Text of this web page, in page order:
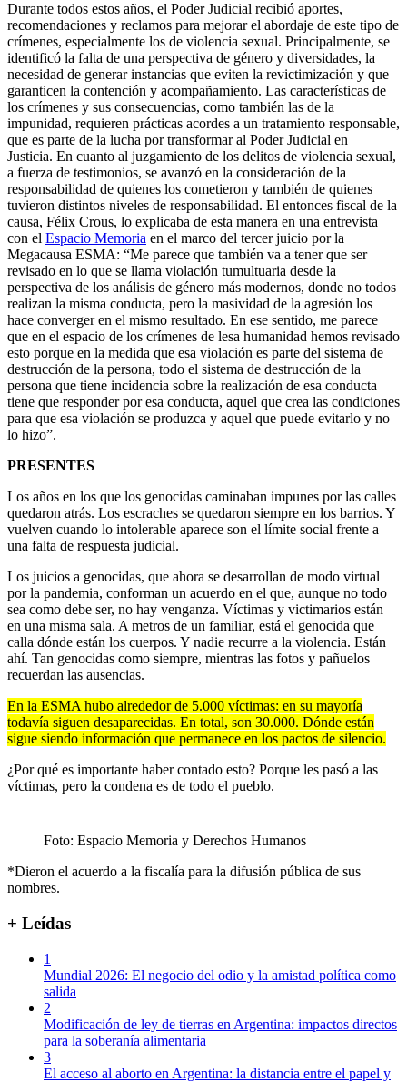
Durante todos estos años, el Poder Judicial recibió aportes,
recomendaciones y reclamos para mejorar el abordaje de este tipo de
crímenes, especialmente los de violencia sexual. Principalmente, se
identificó la falta de una perspectiva de género y diversidades, la
necesidad de generar instancias que eviten la revictimización y que
garanticen la contención y acompañamiento. Las características de
los crímenes y sus consecuencias, como también las de la
impunidad, requieren prácticas acordes a un tratamiento responsable,
que es parte de la lucha por transformar al Poder Judicial en
Justicia. En cuanto al juzgamiento de los delitos de violencia sexual,
a fuerza de testimonios, se avanzó en la consideración de la
responsabilidad de quienes los cometieron y también de quienes
tuvieron distintos niveles de responsabilidad. El entonces fiscal de la
causa, Félix Crous, lo explicaba de esta manera en una entrevista
con el Espacio Memoria en el marco del tercer juicio por la
Megacausa ESMA: “Me parece que también va a tener que ser
revisado en lo que se llama violación tumultuaria desde la
perspectiva de los análisis de género más modernos, donde no todos
realizan la misma conducta, pero la masividad de la agresión los
hace converger en el mismo resultado. En ese sentido, me parece
que en el espacio de los crímenes de lesa humanidad hemos revisado
esto porque en la medida que esa violación es parte del sistema de
destrucción de la persona, todo el sistema de destrucción de la
persona que tiene incidencia sobre la realización de esa conducta
tiene que responder por esa conducta, aquel que crea las condiciones
para que esa violación se produzca y aquel que puede evitarlo y no
lo hizo”.
PRESENTES
Los años en los que los genocidas caminaban impunes por las calles
quedaron atrás. Los escraches se quedaron siempre en los barrios. Y
vuelven cuando lo intolerable aparece son el límite social frente a
una falta de respuesta judicial.
Los juicios a genocidas, que ahora se desarrollan de modo virtual
por la pandemia, conforman un acuerdo en el que, aunque no todo
sea como debe ser, no hay venganza. Víctimas y victimarios están
en una misma sala. A metros de un familiar, está el genocida que
calla dónde están los cuerpos. Y nadie recurre a la violencia. Están
ahí. Tan genocidas como siempre, mientras las fotos y pañuelos
recuerdan las ausencias.
En la ESMA hubo alrededor de 5.000 víctimas: en su mayoría
todavía siguen desaparecidas. En total, son 30.000. Dónde están
sigue siendo información que permanece en los pactos de silencio.
¿Por qué es importante haber contado esto? Porque les pasó a las
víctimas, pero la condena es de todo el pueblo.
Foto: Espacio Memoria y Derechos Humanos
*Dieron el acuerdo a la fiscalía para la difusión pública de sus
nombres.
+ Leídas
1
Mundial 2026: El negocio del odio y la amistad política como
salida
2
Modificación de ley de tierras en Argentina: impactos directos
para la soberanía alimentaria
3
El acceso al aborto en Argentina: la distancia entre el papel y